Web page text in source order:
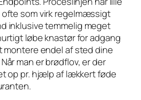
ofte som virk regelmæssigt
inklusive temmelig meget
løbe knastør for adgang
montere endel af sted dine
man er brødflov, er der
op pr. hjælp af lækkert føde